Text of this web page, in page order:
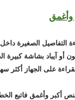
وأغمق
الصغيرة داخل
أو آيباد بشاشة
على الجهاز أكثر
أكبر وأغمق فاتبع